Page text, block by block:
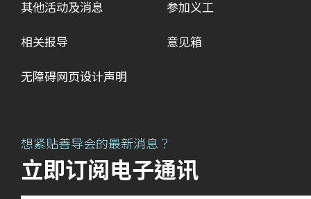
其他活动及消息
相关报导
参加义工
意见箱
无障碍网页设计声明
想紧贴善导会的最新消息？
立即订阅电子通讯